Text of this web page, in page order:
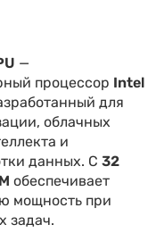
—
процессор Intel
для
облачных
и
данных. С 32
обеспечивает
мощность при
задач.